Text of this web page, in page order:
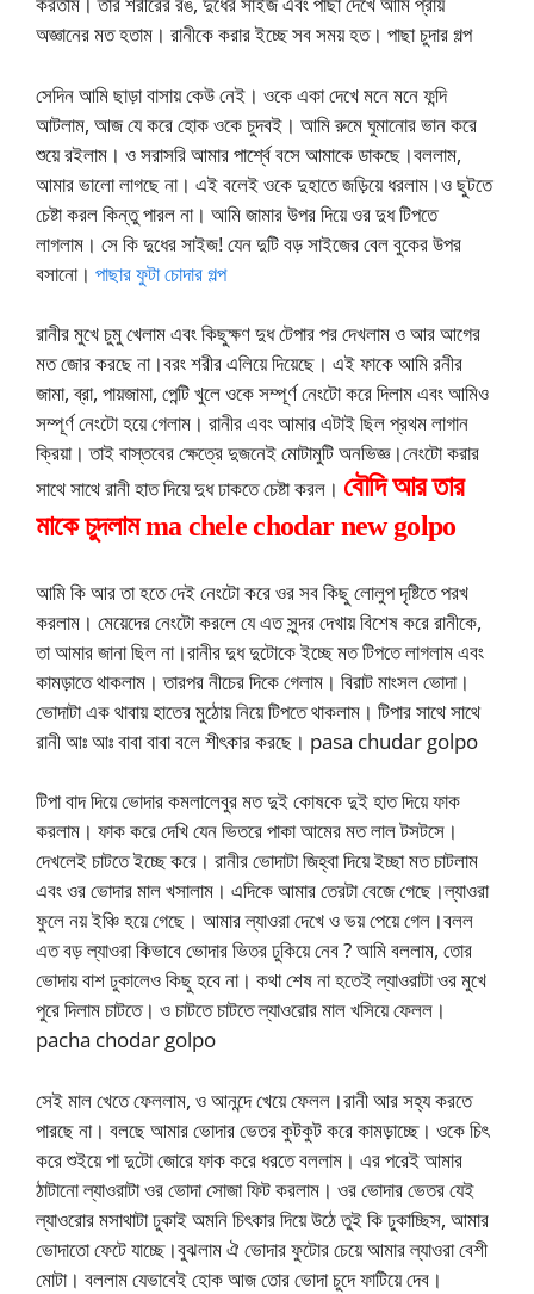
অজ্ঞানের মত হতাম। রানীকে করার ইচ্ছে সব সময় হত। পাছা চুদার গল্প
সেদিন আমি ছাড়া বাসায় কেউ নেই। ওকে একা দেখে মনে মনে ফন্দি
আটলাম, আজ যে করে হোক ওকে চুদবই। আমি রুমে ঘুমানোর ভান করে
শুয়ে রইলাম। ও সরাসরি আমার পার্শ্বে বসে আমাকে ডাকছে।বললাম,
আমার ভালো লাগছে না। এই বলেই ওকে দুহাতে জড়িয়ে ধরলাম।ও ছুটতে
চেষ্টা করল কিন্তু পারল না। আমি জামার উপর দিয়ে ওর দুধ টিপতে
লাগলাম। সে কি দুধের সাইজ! যেন দুটি বড় সাইজের বেল বুকের উপর
বসানো। পাছার ফুটা চোদার গল্প
রানীর মুখে চুমু খেলাম এবং কিছুক্ষণ দুধ টেপার পর দেখলাম ও আর আগের
মত জোর করছে না।বরং শরীর এলিয়ে দিয়েছে। এই ফাকে আমি রনীর
জামা, ব্রা, পায়জামা, পেন্টি খুলে ওকে সম্পূর্ণ নেংটো করে দিলাম এবং আমিও
সম্পূর্ণ নেংটো হয়ে গেলাম। রানীর এবং আমার এটাই ছিল প্রথম লাগান
ক্রিয়া। তাই বাস্তবের ক্ষেত্রে দুজনেই মোটামুটি অনভিজ্ঞ।নেংটো করার
সাথে সাথে রানী হাত দিয়ে দুধ ঢাকতে চেষ্টা করল। বৌদি আর তার
মাকে চুদলাম ma chele chodar new golpo
আমি কি আর তা হতে দেই নেংটো করে ওর সব কিছু লোলুপ দৃষ্টিতে পরখ
করলাম। মেয়েদের নেংটো করলে যে এত সুন্দর দেখায় বিশেষ করে রানীকে,
তা আমার জানা ছিল না।রানীর দুধ দুটোকে ইচ্ছে মত টিপতে লাগলাম এবং
কামড়াতে থাকলাম। তারপর নীচের দিকে গেলাম। বিরাট মাংসল ভোদা।
ভোদাটা এক থাবায় হাতের মুঠোয় নিয়ে টিপতে থাকলাম। টিপার সাথে সাথে
রানী আঃ আঃ বাবা বাবা বলে শীৎকার করছে। pasa chudar golpo
টিপা বাদ দিয়ে ভোদার কমলালেবুর মত দুই কোষকে দুই হাত দিয়ে ফাক
করলাম। ফাক করে দেখি যেন ভিতরে পাকা আমের মত লাল টসটসে।
দেখলেই চাটতে ইচ্ছে করে। রানীর ভোদাটা জিহ্বা দিয়ে ইচ্ছা মত চাটলাম
এবং ওর ভোদার মাল খসালাম। এদিকে আমার তেরটা বেজে গেছে।ল্যাওরা
ফুলে নয় ইঞ্চি হয়ে গেছে। আমার ল্যাওরা দেখে ও ভয় পেয়ে গেল।বলল
এত বড় ল্যাওরা কিভাবে ভোদার ভিতর ঢুকিয়ে নেব ? আমি বললাম, তোর
ভোদায় বাশ ঢুকালেও কিছু হবে না। কথা শেষ না হতেই ল্যাওরাটা ওর মুখে
পুরে দিলাম চাটতে। ও চাটতে চাটতে ল্যাওরাের মাল খসিয়ে ফেলল।
pacha chodar golpo
সেই মাল খেতে ফেললাম, ও আনন্দে খেয়ে ফেলল।রানী আর সহ্য করতে
পারছে না। বলছে আমার ভোদার ভেতর কুটকুট করে কামড়াচ্ছে। ওকে চিৎ
করে শুইয়ে পা দুটো জোরে ফাক করে ধরতে বললাম। এর পরেই আমার
ঠাটানো ল্যাওরাটা ওর ভোদা সোজা ফিট করলাম। ওর ভোদার ভেতর যেই
ল্যাওরাের মসাথাটা ঢুকাই অমনি চিৎকার দিয়ে উঠে তুই কি ঢুকাচ্ছিস, আমার
ভোদাতো ফেটে যাচ্ছে।বুঝলাম ঐ ভোদার ফুটোর চেয়ে আমার ল্যাওরা বেশী
মোটা। বললাম যেভাবেই হোক আজ তোর ভোদা চুদে ফাটিয়ে দেব।